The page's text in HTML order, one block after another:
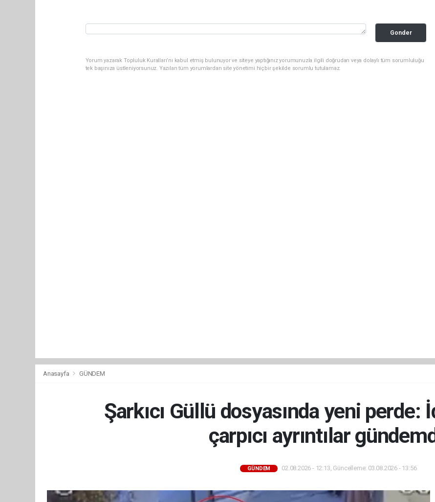
Gonder
Yorum yazarak Topluluk Kuralları’nı kabul etmiş bulunuyor ve siteye yaptığınız yorumunuzla ilgili doğrudan veya dolaylı tüm sorumluluğu
tek başınıza üstleniyorsunuz. Yazılan tüm yorumlardan site yönetimi hiçbir şekilde sorumlu tutulamaz.
Anasayfa GÜNDEM
Şarkıcı Güllü dosyasında yeni perde:
çarpıcı ayrıntılar
GÜNDEM 02.08.2026 - 12:13, Güncelleme: 03.08.2026 - 13:56